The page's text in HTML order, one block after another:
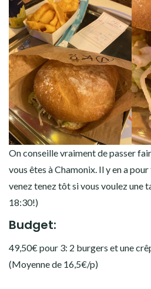
On conseille vraiment de passer
vous êtes à Chamonix. Il y en a
venez tenez tôt si vous voulez une
18:30!)
Budget:
49,50€ pour 3: 2 burgers et une
(Moyenne de 16,5€/p)